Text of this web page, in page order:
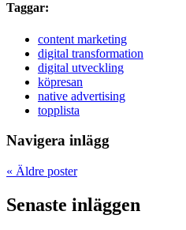
Taggar:
content marketing
digital transformation
digital utveckling
köpresan
native advertising
topplista
Navigera inlägg
« Äldre poster
Senaste inläggen